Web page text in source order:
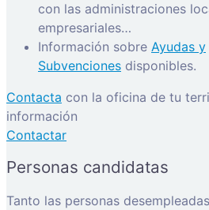
con las administraciones
empresariales…
Información sobre Ayudas y
Subvenciones disponibles.
Contacta con la oficina de tu
información
Contactar
Personas candidatas
Tanto las personas